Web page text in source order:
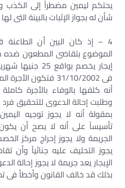
يحتكم ليمين مضطراً إلى الكذب
شأن له بجواز الإثبات بالبينة التى
4 – إذ كان البين أن
الموضوع بتقاضى المطعون ضده
إيجار يخصم
وطلبت إحالة الدعوى للتحقيق
بمقولة أنه لا يجوز توجيه
تأسيساً على أنه لا يصح أن
الجريمة ولا يجوز إحراج مركز
يجوز التحليف عليه جنائياً وأن
الإيجار يعد جريمة لا يجوز إحالة
بذلك قد خالف القانون وأخطأ فى